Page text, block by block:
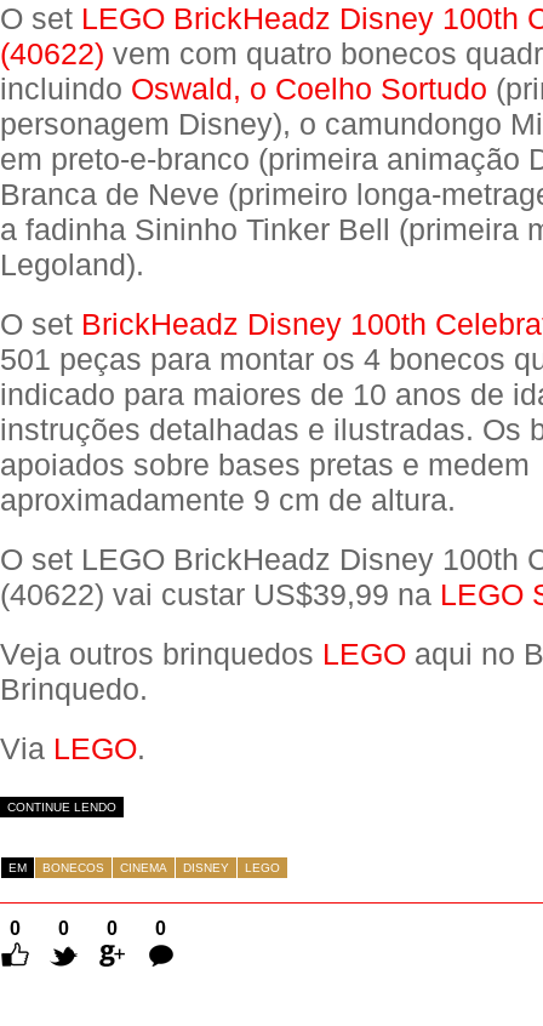
O set LEGO BrickHeadz Disney 100th
(40622) vem com quatro bonecos
incluindo Oswald, o Coelho Sortudo
personagem Disney), o camundongo
em preto-e-branco (primeira animação
Branca de Neve (primeiro longa-
a fadinha Sininho Tinker Bell (primeira
Legoland).
O set BrickHeadz Disney 100th
501 peças para montar os 4 bonecos
indicado para maiores de 10 anos de
instruções detalhadas e ilustradas. Os
apoiados sobre bases pretas e medem
aproximadamente 9 cm de altura.
O set LEGO BrickHeadz Disney 100th
(40622) vai custar US$39,99 na LEGO
Veja outros brinquedos LEGO aqui no
Brinquedo.
Via LEGO.
CONTINUE LENDO
EM BONECOS CINEMA DISNEY LEGO
0 0 0
0
Comentários